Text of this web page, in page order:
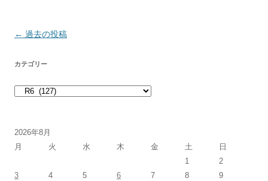
投稿ナビゲーション
← 過去の投稿
カテゴリー
カテゴリー
2026年8月
月
火 水 木 金 土 日
1
2
3
4 5 6 7 8
9